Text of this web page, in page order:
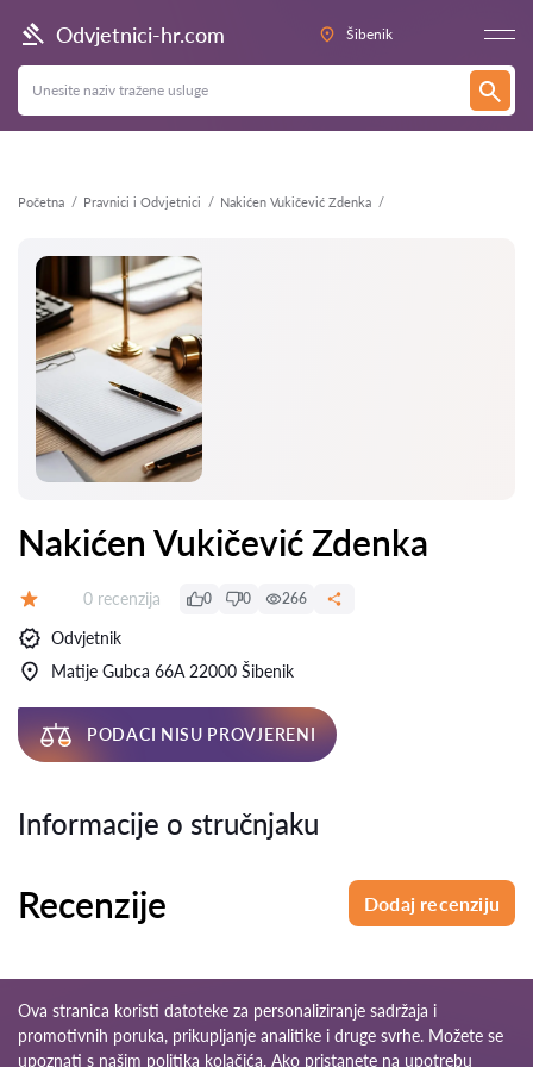
Odvjetnici-hr.com Šibenik
Početna Pravnici i Odvjetnici Nakićen Vukičević Zdenka
Natrag
Nakićen Vukičević Zdenka
Recenzija:
0 recenzija 0 0 266
Odvjetnik
Matije Gubca 66A 22000 Šibenik
PODACI NISU PROVJERENI
Informacije o stručnjaku
Recenzije Dodaj recenziju
Ova stranica koristi datoteke za personaliziranje sadržaja i
promotivnih poruka, prikupljanje analitike i druge svrhe. Možete se
upoznati s našim politika kolačića. Ako pristanete na upotrebu